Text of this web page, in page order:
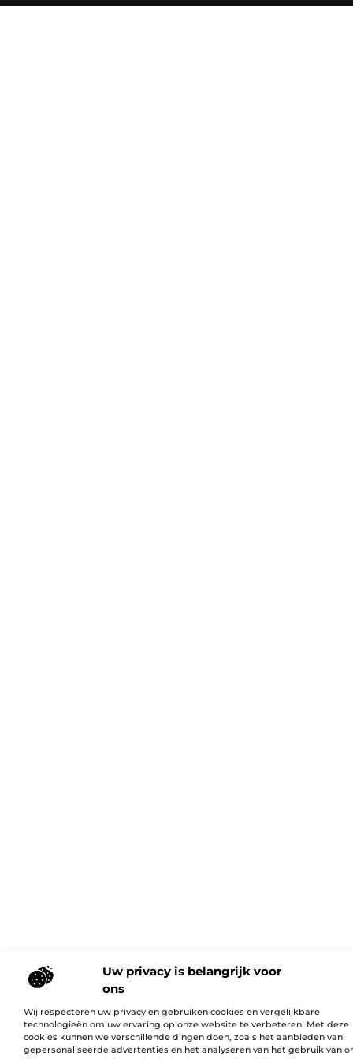
Uw privacy is belangrijk voor
ons
Wij respecteren uw privacy en gebruiken cookies en vergelijkbare
technologieën om uw ervaring op onze website te verbeteren. Met deze
cookies kunnen we verschillende dingen doen, zoals het aanbieden van
gepersonaliseerde advertenties en het analyseren van het gebruik van